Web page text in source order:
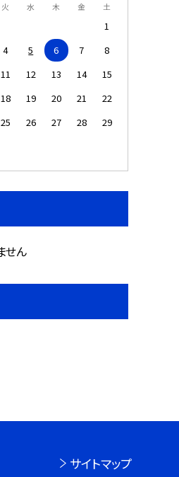
火 水 木 金 土
1
4 5 6 7
8
11 12 13 14
15
18 19 20 21
22
25 26 27 28
29
せん
サイトマップ